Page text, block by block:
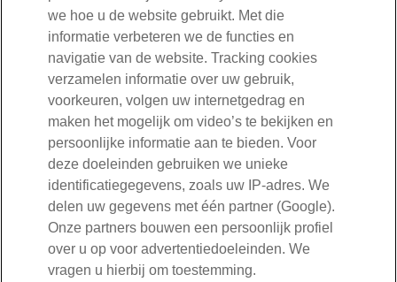
BPF Schilders zorgt voor een goed pensioen. Tegelijk willen we
bijdragen aan een betere samenleving. Dat doen we met
duurzaam beleggen. Een goed pensioen is ten slotte meer waard
in een leefbare wereld.
Lees onze Duurzaamheidsinformatie (pdf)
Informatieverschaffingsverordening
De verordening verplicht financiële organisaties om informatie te
geven over duurzaamheid en beleggen. Wij voldoen graag aan
we hoe u de website gebruikt. Met die
informatie verbeteren we de functies en
navigatie van de website. Tracking cookies
verzamelen informatie over uw gebruik,
voorkeuren, volgen uw internetgedrag en
maken het mogelijk om video’s te bekijken en
persoonlijke informatie aan te bieden. Voor
deze doeleinden gebruiken we unieke
identificatiegegevens, zoals uw IP-adres. We
delen uw gegevens met één partner (Google).
Onze partners bouwen een persoonlijk profiel
over u op voor advertentiedoeleinden. We
vragen u hierbij om toestemming.